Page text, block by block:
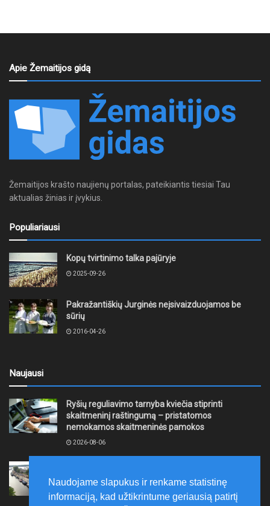
Apie Žemaitijos gidą
Žemaitijos krašto naujienų portalas, pateikiantis tiesiai Tau
aktualias žinias ir įvykius.
Populiariausi
Kopų tvirtinimo talka pajūryje
2025-09-26
Pakražantiškių Jurginės neįsivaizduojamos be
sūrių
2016-04-26
Naujausi
Ryšių reguliavimo tarnyba kviečia stiprinti
skaitmeninį raštingumą – pristatomos
nemokamos skaitmeninės pamokos
2026-08-06
Klaipėdoje juda į priekį
2026-08-06
Naudojame slapukus ir renkame statistinę
informaciją, kad užtikrintume geriausią patirtį